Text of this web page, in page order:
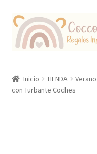
Ir
la
Ir
contenido
Coccolate Puericultura y
Inicio TIENDA Verano
con Turbante Coches